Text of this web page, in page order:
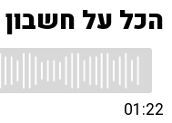
הכל על חשבון
01:22